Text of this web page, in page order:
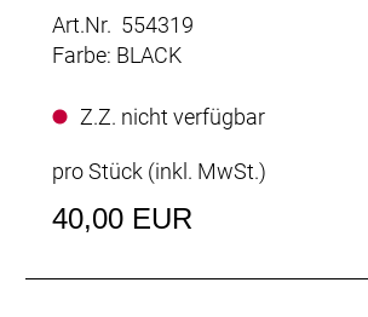
Art.Nr. 554319
Farbe: BLACK
Z.Z. nicht verfügbar
pro Stück (inkl. MwSt.)
40,00 EUR